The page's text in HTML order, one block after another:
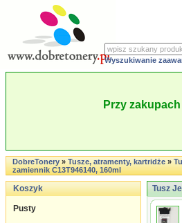
Wyszukiwanie
Przy
DobreTonery»Tusze, atramenty, kartridże»
zamiennik C13T946140, 160ml
Koszyk
Pusty
Tusz